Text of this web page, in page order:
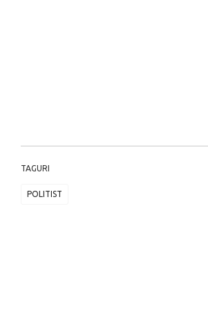
TAGURI
POLITIST